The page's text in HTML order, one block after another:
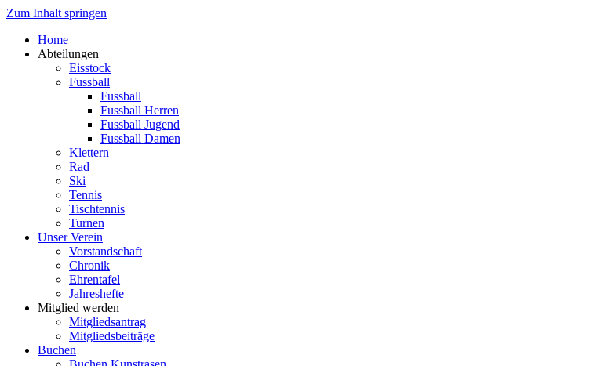
Zum Inhalt springen
Home
Abteilungen
Eisstock
Fussball
Fussball
Fussball Herren
Fussball Jugend
Fussball Damen
Klettern
Rad
Ski
Tennis
Tischtennis
Turnen
Unser Verein
Vorstandschaft
Chronik
Ehrentafel
Jahreshefte
Mitglied werden
Mitgliedsantrag
Mitgliedsbeiträge
Buchen